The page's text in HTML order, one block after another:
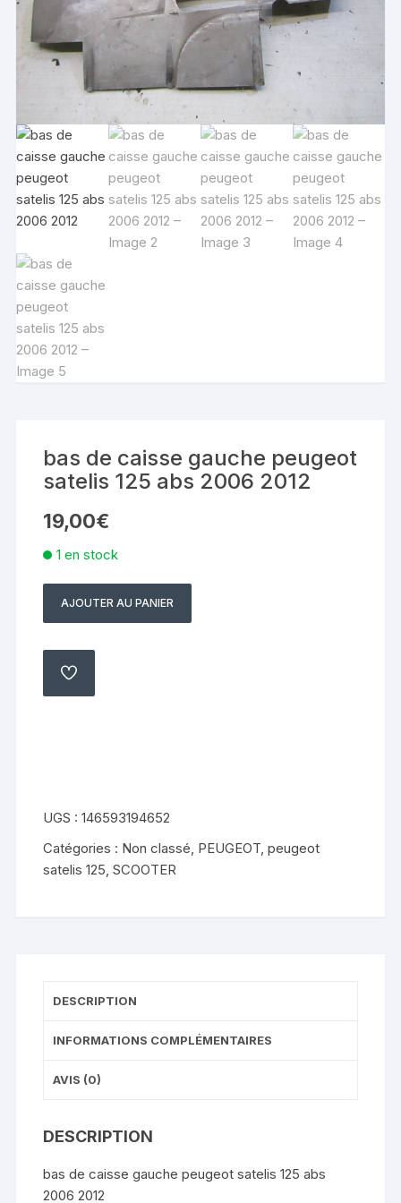
bas de caisse gauche peugeot
satelis 125 abs 2006 2012
19,00€
1 en stock
quantité
bas
caisse
2006
2012
AJOUTER AU PANIER
AJOUTER
UGS :146593194652
Catégories : Non classé PEUGEOT ,peugeot
satelis 125 ,SCOOTER
DESCRIPTION
INFORMATIONS COMPLÉMENTAIRES
AVIS (0)
DESCRIPTION
bas de caisse gauche peugeot satelis 125 abs
2006 2012